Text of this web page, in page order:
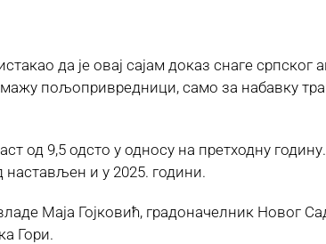
да је овај сајам доказ снаге српског
пољопривредници, само за набавку
од 9,5 одсто у односу на претходну
настављен и у 2025. години.
Маја Гојковић, градоначелник Новог
Гори.